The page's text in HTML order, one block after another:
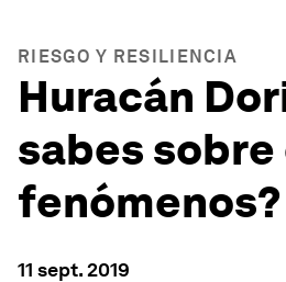
RIESGO Y RESILIENCIA
Huracán
sabes
fenómenos?
11 sept. 2019